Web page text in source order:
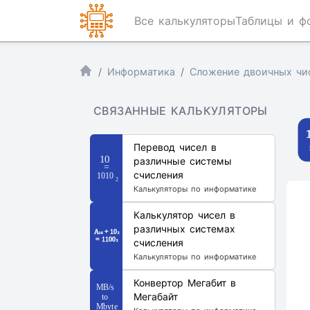
Все калькуляторыТаблицы и
Информатика Сложение двоичных
СВЯЗАННЫЕ КАЛЬКУЛЯТОРЫ
Перевод чисел в
различные системы
счисления
Калькуляторы по информатике
Калькулятор чисел в
различных системах
счисления
Калькуляторы по информатике
Конвертор Мегабит в
Мегабайт